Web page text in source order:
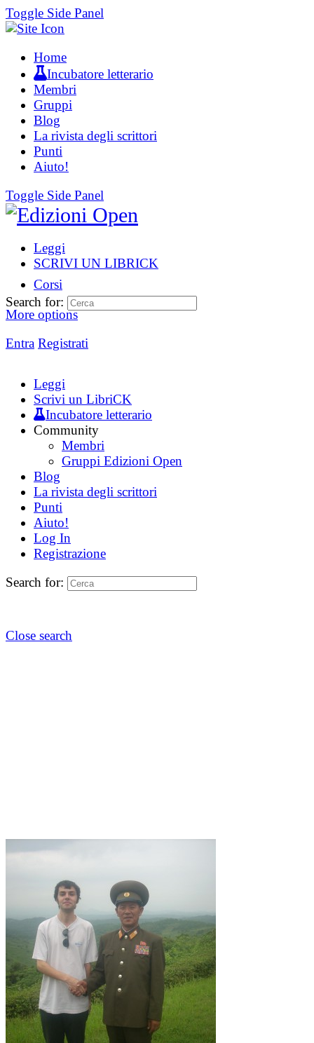
Toggle Side Panel
Home
Incubatore letterario
Membri
Gruppi
Blog
La rivista degli scrittori
Punti
Aiuto!
Toggle Side Panel
Leggi
SCRIVI UN LIBRICK
Corsi
More options
Entra Registrati
Search for:
Leggi
Scrivi un LibriCK
Incubatore letterario
Community
Membri
Gruppi Edizioni Open
Blog
La rivista degli scrittori
Punti
Aiuto!
Log In
Registrazione
Search for:
Close search